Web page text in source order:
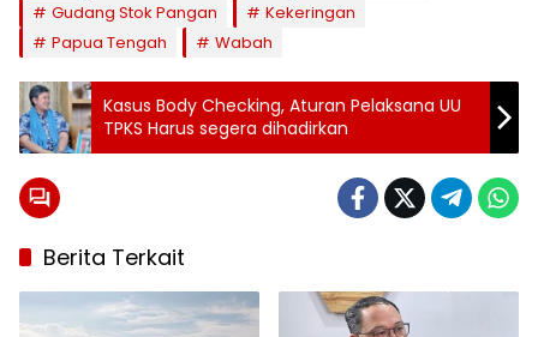
Gudang Stok Pangan
Kekeringan
Papua Tengah
Wabah
Kasus Body Checking, Aturan Pelaksana UU
TPKS Harus segera dihadirkan
Berita Terkait